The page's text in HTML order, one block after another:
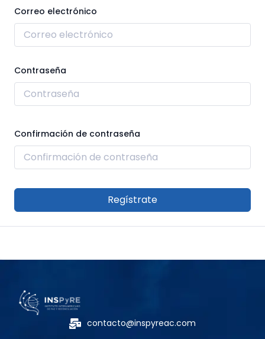
Correo electrónico
Contraseña
Confirmación de contraseña
Regístrate
contacto@inspyreac.com